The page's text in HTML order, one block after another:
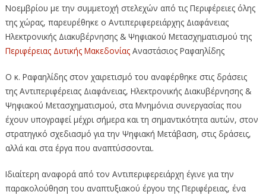
Νοεμβρίου με την συμμετοχή στελεχών από τις Περιφέρειες όλης
της χώρας, παρευρέθηκε ο Αντιπεριφερειάρχης Διαφάνειας
Ηλεκτρονικής Διακυβέρνησης & Ψηφιακού Μετασχηματισμού της
Περιφέρειας Δυτικής ΜακεδονίαςΑναστάσιος Ραφαηλίδης
Ο κ. Ραφαηλίδης στον χαιρετισμό του αναφέρθηκε στις δράσεις
της Αντιπεριφέρειας Διαφάνειας, Ηλεκτρονικής Διακυβέρνησης &
Ψηφιακού Μετασχηματισμού, στα Μνημόνια συνεργασίας που
έχουν υπογραφεί μέχρι σήμερα και τη σημαντικότητα αυτών, στον
στρατηγικό σχεδιασμό για την Ψηφιακή Μετάβαση, στις δράσεις,
αλλά και στα έργα που αναπτύσσονται.
Ιδιαίτερη αναφορά από τον Αντιπεριφερειάρχη έγινε για την
παρακολούθηση του αναπτυξιακού έργου της Περιφέρειας, ένα